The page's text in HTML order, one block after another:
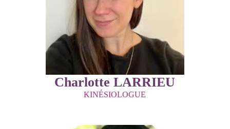
Charlotte LARRIEU
KINÉSIOLOGUE